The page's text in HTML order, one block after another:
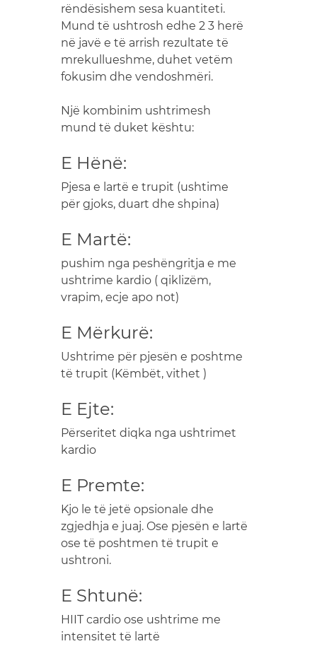
rëndësishem sesa kuantiteti.
Mund të ushtrosh edhe 2 3 herë
në javë e të arrish rezultate të
mrekullueshme, duhet vetëm
fokusim dhe vendoshmëri.
Një kombinim ushtrimesh
mund të duket kështu:
E Hënë:
Pjesa e lartë e trupit (ushtime
për gjoks, duart dhe shpina)
E Martë:
pushim nga peshëngritja e me
ushtrime kardio ( qiklizëm,
vrapim, ecje apo not)
E Mërkurë:
Ushtrime për pjesën e poshtme
të trupit (Këmbët, vithet )
E Ejte:
Përseritet diqka nga ushtrimet
kardio
E Premte:
Kjo le të jetë opsionale dhe
zgjedhja e juaj. Ose pjesën e lartë
ose të poshtmen të trupit e
ushtroni.
E Shtunë:
HIIT cardio ose ushtrime me
intensitet të lartë